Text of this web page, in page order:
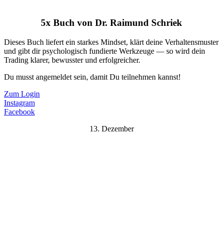
5x Buch von Dr. Raimund Schriek
Dieses Buch liefert ein starkes Mindset, klärt deine Verhaltensmuster
und gibt dir psychologisch fundierte Werkzeuge — so wird dein
Trading klarer, bewusster und erfolgreicher.
Du musst angemeldet sein, damit Du teilnehmen kannst!
Zum Login
Instagram
Facebook
13. Dezember